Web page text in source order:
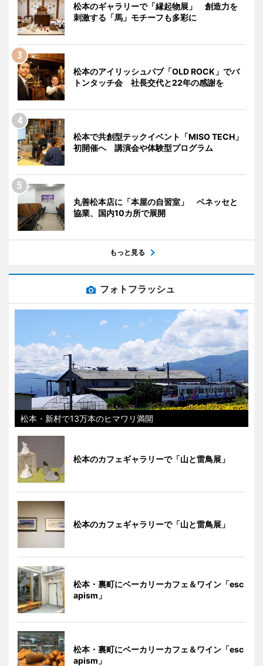
松本のギャラリーで「縁起物展」 創造力を
刺激する「馬」モチーフも多彩に
松本のアイリッシュパブ「OLD ROCK」でバ
トンタッチ会 社長交代と22年の感謝を
松本で共創型テックイベント「MISO TECH」
初開催へ 講演会や体験型プログラム
丸善松本店に「本屋の自習室」 ベネッセと
協業、国内10カ所で展開
もっと見る
フォトフラッシュ
松本・新村で13万本のヒマワリ満開
松本のカフェギャラリーで「山と雷鳥展」
松本のカフェギャラリーで「山と雷鳥展」
松本・裏町にベーカリーカフェ＆ワイン「esc
apism」
松本・裏町にベーカリーカフェ＆ワイン「esc
apism」